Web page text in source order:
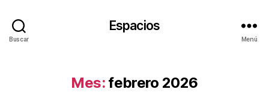
Buscar
Espacios
Menú
Mes: febrero 2026